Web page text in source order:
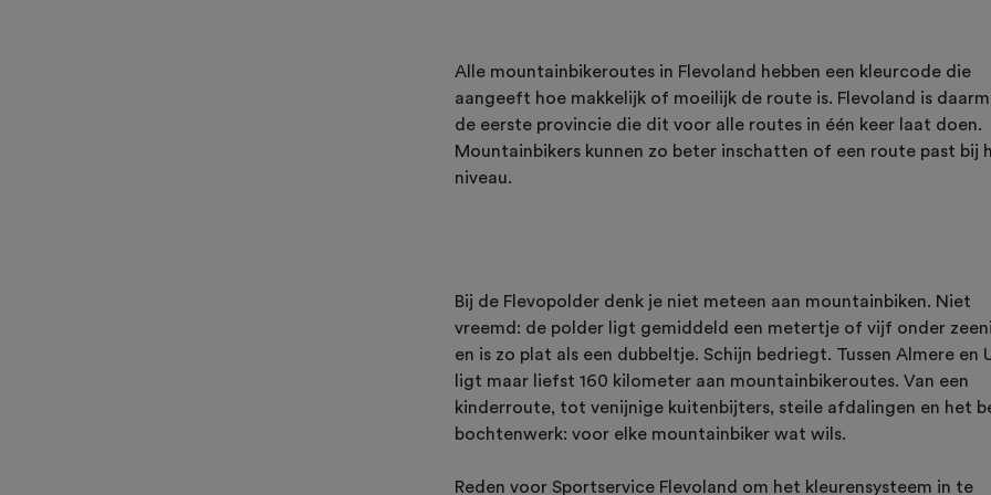
Alle mountainbikeroutes in Flevoland hebben een kleurcode die
aangeeft hoe makkelijk of moeilijk de route is. Flevoland is
de eerste provincie die dit voor alle routes in één keer laat doen.
Mountainbikers kunnen zo beter inschatten of een route past bij
niveau.
Bij de Flevopolder denk je niet meteen aan mountainbiken. Niet
vreemd: de polder ligt gemiddeld een metertje of vijf onder
en is zo plat als een dubbeltje. Schijn bedriegt. Tussen Almere en
ligt maar liefst 160 kilometer aan mountainbikeroutes. Van een
kinderroute, tot venijnige kuitenbijters, steile afdalingen en het
bochtenwerk: voor elke mountainbiker wat wils.
Reden voor Sportservice Flevoland om het kleurensysteem in te